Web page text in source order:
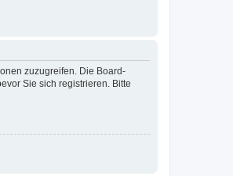
zuzugreifen. Die Board-
Sie sich registrieren. Bitte